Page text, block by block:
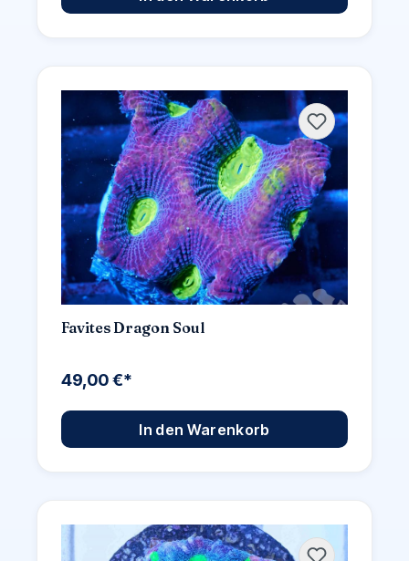
Favites Dragon Soul
49,00 €*
In den Warenkorb